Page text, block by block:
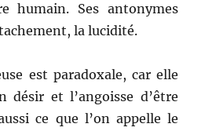
humain. Ses antonymes
la lucidité.
est paradoxale, car elle
et l’angoisse d’être
ce que l’on appelle le